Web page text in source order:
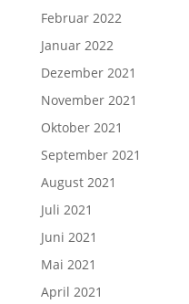
Februar 2022
Januar 2022
Dezember 2021
November 2021
Oktober 2021
September 2021
August 2021
Juli 2021
Juni 2021
Mai 2021
April 2021